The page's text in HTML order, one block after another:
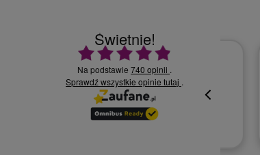
Świetnie!
Ocena średnia 4.9 na 5
Na podstawie 740 opinii .
Sprawdź wszystkie opinie tutaj .
30.07.2026
oki